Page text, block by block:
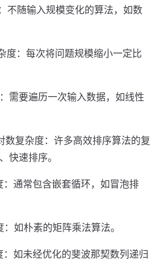
不随输入规模变化的算法，如数
度：每次将问题规模缩小一定比
需要遍历一次输入数据，如线性
数复杂度：许多高效排序算法的复
快速排序。
：通常包含嵌套循环，如冒泡排
如朴素的矩阵乘法算法。
：如未经优化的斐波那契数列递归